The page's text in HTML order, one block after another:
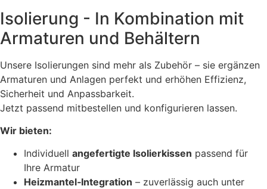
Isolierung - In Kombination mit
Armaturen und Behältern
Unsere Isolierungen sind mehr als Zubehör – sie ergänzen
Armaturen und Anlagen perfekt und erhöhen Effizienz,
Sicherheit und Anpassbarkeit.
Jetzt passend mitbestellen und konfigurieren lassen.
Wir bieten:
Individuell angefertigte Isolierkissen passend für
Ihre Armatur
Heizmantel‑Integration – zuverlässig auch unter